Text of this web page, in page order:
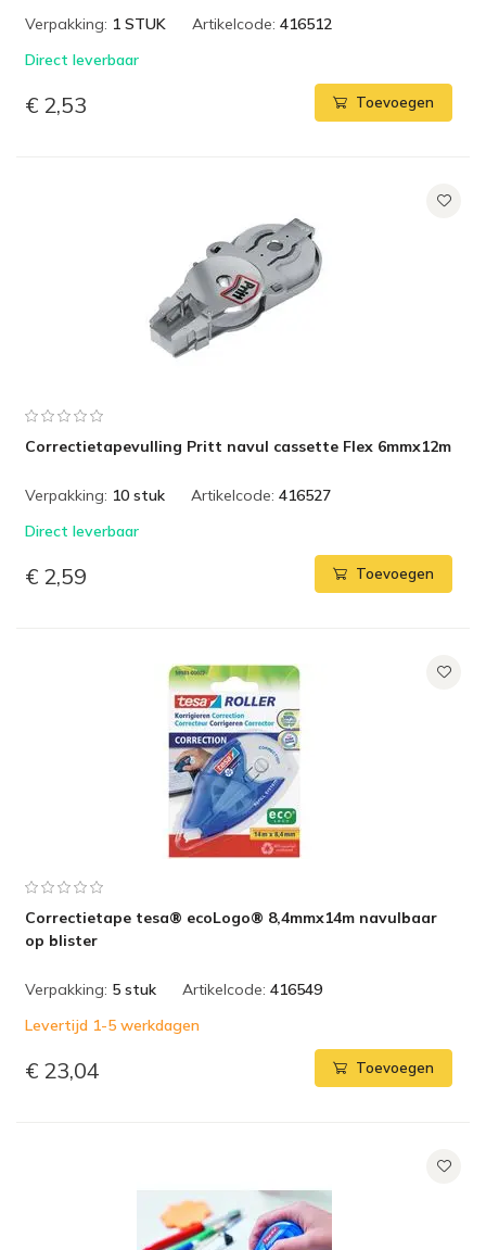
Verpakking: 1 STUK Artikelcode: 416512
Direct leverbaar
€ 2,53 Toevoegen
Correctietapevulling Pritt navul cassette Flex 6mmx12m
Verpakking: 10 stuk Artikelcode: 416527
Direct leverbaar
€ 2,59 Toevoegen
Correctietape tesa® ecoLogo® 8,4mmx14m navulbaar
op blister
Verpakking: 5 stuk Artikelcode: 416549
Levertijd 1-5 werkdagen
€ 23,04 Toevoegen